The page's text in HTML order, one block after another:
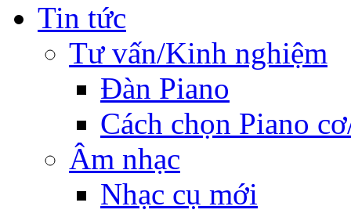
Tin tức
Tư vấn/Kinh nghiệm
Đàn Piano
Cách chọn Piano
Âm nhạc
Nhạc cụ mới